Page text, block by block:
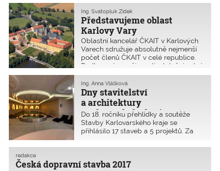
modelu dostat? Oproti běžným CAD systémům je
projektový BIM
Představujeme oblast
Karlovy Vary
Ing. Svatopluk Zídek
Oblastní kancelář ČKAIT v Karlových
Varech sdružuje absolutně nejmenší
počet členů ČKAIT v celé republice.
Podle zprávy o činnosti z letošní valné
hromady měla celkem pouhých 886
členů (pro porovnání Praha: 9883,
Brno: 4473).
Dny stavitelství
a architektury
Karlovarského kraje 2018
Ing. Anna Vlášková
Do 18. ročníku přehlídky a soutěže
Stavby Karlovarského kraje se
přihlásilo 17 staveb a 5 projektů. Za
představila 469 nových a někdy
a projektů.
Česká dopravní stavba 2017
redakce